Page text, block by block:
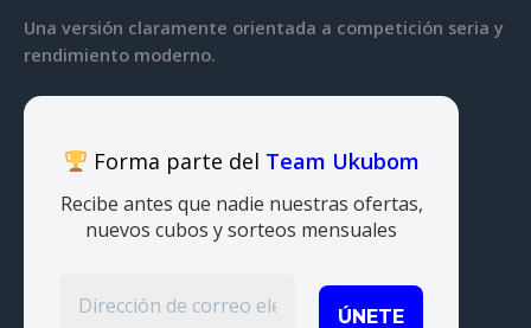
Una versión claramente orientada a competición seria y
rendimiento moderno.
Forma parte del Team Ukubom
Recibe antes que nadie nuestras ofertas,
nuevos cubos y sorteos mensuales